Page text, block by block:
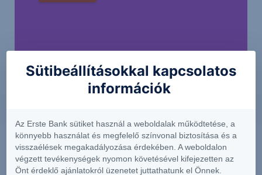
Sütibeállításokkal kapcsolatos
információk
Az Erste Bank sütiket használ a weboldalak működtetése, a
könnyebb használat és megfelelő színvonal biztosítása és a
visszaélések megakadályozása érdekében. A weboldalon
végzett tevékenységek nyomon követésével kifejezetten az
Önt érdeklő ajánlatokról üzenetet juttathatunk el Önnek.